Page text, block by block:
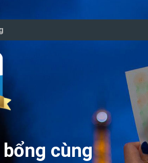
bổng cùng